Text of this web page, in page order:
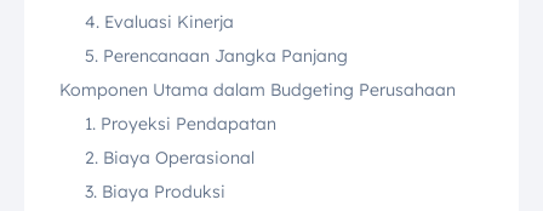
4. Evaluasi Kinerja
5. Perencanaan Jangka Panjang
Komponen Utama dalam Budgeting Perusahaan
1. Proyeksi Pendapatan
2. Biaya Operasional
3. Biaya Produksi